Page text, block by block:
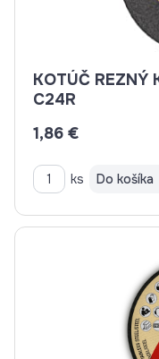
KOTÚČ REZNÝ
C24R
1,86 €
ks Do košíka